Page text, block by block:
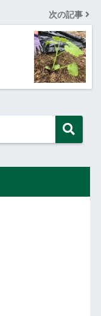
次の記事